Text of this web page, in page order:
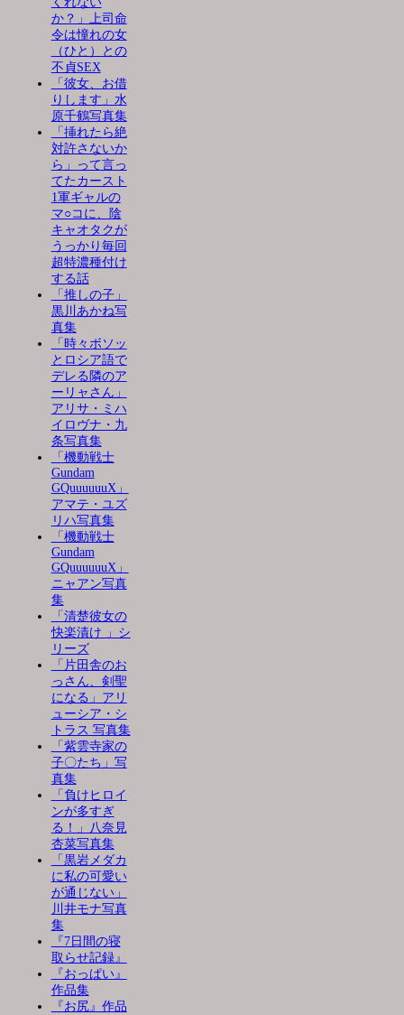
か？」上司命
令は憧れの女
（ひと）との
不貞SEX
「彼女、お借
りします」水
原千鶴写真集
「挿れたら絶
対許さないか
ら」って言っ
てたカースト
1軍ギャルの
マ○コに、陰
キャオタクが
うっかり毎回
超特濃種付け
する話
「推しの子」
黒川あかね写
真集
「時々ボソッ
とロシア語で
デレる隣のア
ーリャさん」
アリサ・ミハ
イロヴナ・九
条写真集
「機動戦士
Gundam
GQuuuuuuX」
アマテ・ユズ
リハ写真集
「機動戦士
Gundam
GQuuuuuuX」
ニャアン写真
集
「清楚彼女の
快楽漬け 」シ
リーズ
「片田舎のお
っさん、剣聖
になる」アリ
ューシア・シ
トラス 写真集
「紫雲寺家の
子〇たち」写
真集
「負けヒロイ
ンが多すぎ
る！」八奈見
杏菜写真集
「黒岩メダカ
に私の可愛い
が通じない」
川井モナ写真
集
『7日間の寝
取らせ記録』
『おっぱい』
作品集
『お尻』作品